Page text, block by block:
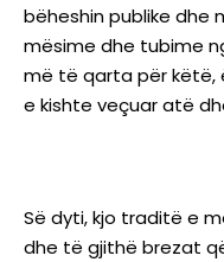
bëheshin publike dhe
mësime dhe tubime
më të qarta për këtë,
e kishte veçuar atë
Së dyti, kjo traditë e
dhe të gjithë brezat